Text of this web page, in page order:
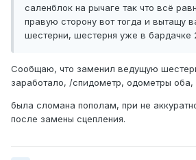
саленблок на рычаге так что всё
правую сторону вот тогда и вытащу
шестерни, шестерня уже в бардачке
Сообщаю, что заменил ведущую
заработало, /спидометр, одометры
была сломана пополам, при не
после замены сцепления.